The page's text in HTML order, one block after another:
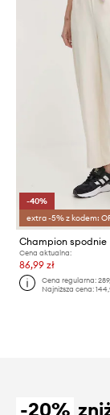
-40%
extra -5% z kodem:
Champion spodnie
Cena aktualna:
86,99 zł
Cena regularna:
Najniższa cena:
-20%